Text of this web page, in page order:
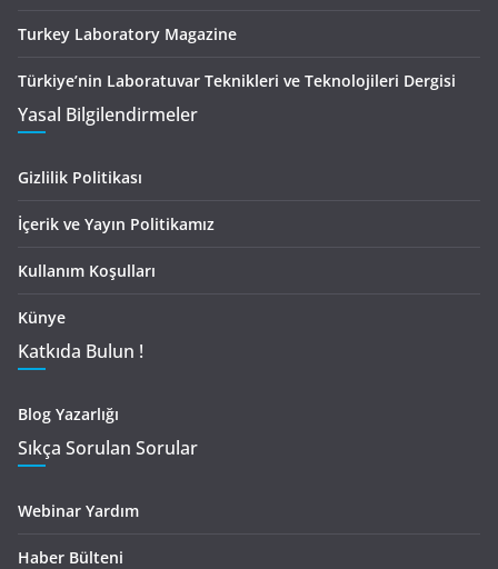
Turkey Laboratory Magazine
Türkiye’nin Laboratuvar Teknikleri ve Teknolojileri Dergisi
Yasal Bilgilendirmeler
Gizlilik Politikası
İçerik ve Yayın Politikamız
Kullanım Koşulları
Künye
Katkıda Bulun !
Blog Yazarlığı
Sıkça Sorulan Sorular
Webinar Yardım
Haber Bülteni